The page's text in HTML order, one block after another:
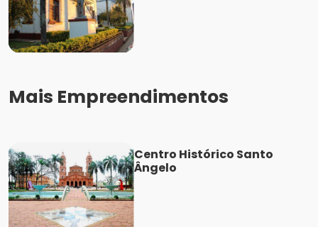
Mais Empreendimentos
Centro Histórico Santo
Ângelo